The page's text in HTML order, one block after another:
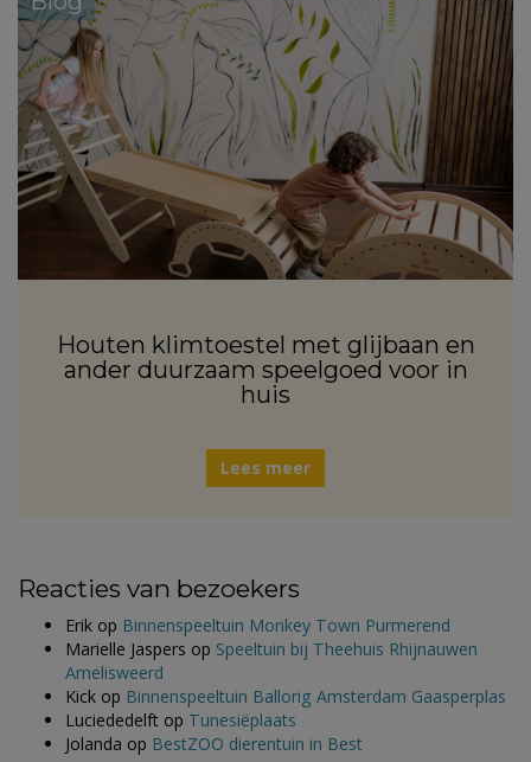
Houten klimtoestel met glijbaan en
ander duurzaam speelgoed voor in
huis
Lees meer
Reacties van bezoekers
Erik op Binnenspeeltuin Monkey Town Purmerend
Marielle Jaspers op Speeltuin bij Theehuis Rhijnauwen
Amelisweerd
Kick op Binnenspeeltuin Ballorig Amsterdam Gaasperplas
Luciededelft op Tunesiëplaats
Jolanda op BestZOO dierentuin in Best